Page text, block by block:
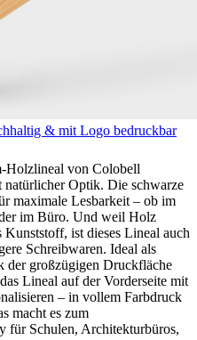
& mit Logo bedruckbar
Holzlineal von Colobell
Optik. Die schwarze
maximale Lesbarkeit – ob im
im Büro. Und weil Holz
ist dieses Lineal auch
Schreibwaren. Ideal als
der großzügigen Druckfläche
Lineal auf der Vorderseite mit
– in vollem Farbdruck
macht es zum
für Schulen, Architekturbüros,